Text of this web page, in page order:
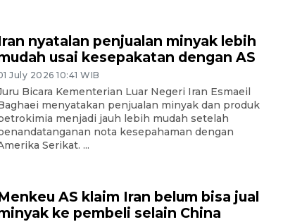
nyatalan penjualan minyak lebih
usai kesepakatan dengan AS
July 2026 10:41 WIB
Bicara Kementerian Luar Negeri Iran Esmaeil
menyatakan penjualan minyak dan produk
menjadi jauh lebih mudah setelah
nota kesepahaman dengan
Serikat. ...
AS klaim Iran belum bisa jual
ke pembeli selain China